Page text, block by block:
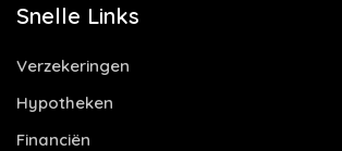
Snelle Links
Verzekeringen
Hypotheken
Financiën